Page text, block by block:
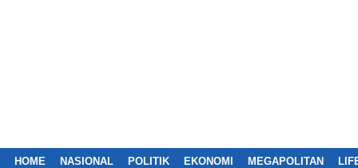
HOME NASIONAL POLITIK EKONOMI MEGAPOLITAN